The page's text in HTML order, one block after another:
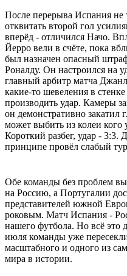
После перерыва Испания не
отквитать второй гол
вперёд - отличился Начо.
Йерро вели в счёте, пока
был назначен опасный
Роналду. Он настроился на
главный арбитр матча
какие-то шевеления в
производить удар. Камеры
он демонстративно закатил
может выбить из колеи кого
Короткий разбег, удар - 3:3.
принципе провёл слабый
Обе команды без проблем
на Россию, а Португалии
представителей южной
роковым. Матч Испания -
нашего футбола. Но всё
июля команды уже
масштабного и одного из
мира в истории.